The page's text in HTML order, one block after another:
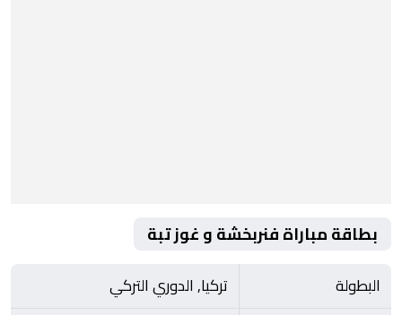
بطاقة مباراة فنربخشة و غوز تبة
البطولة
تركيا, الدوري التركي